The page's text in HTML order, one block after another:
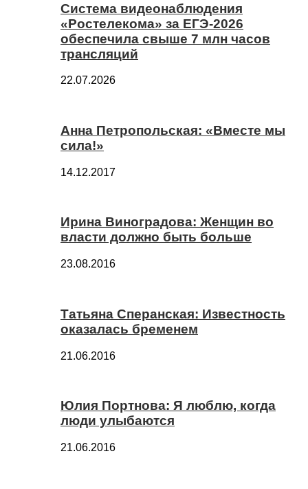
Система видеонаблюдения
«Ростелекома» за ЕГЭ-2026
обеспечила свыше 7 млн часов
трансляций
22.07.2026
Анна Петропольская: «Вместе мы
сила!»
14.12.2017
Ирина Виноградова: Женщин во
власти должно быть больше
23.08.2016
Татьяна Сперанская: Известность
оказалась бременем
21.06.2016
Юлия Портнова: Я люблю, когда
люди улыбаются
21.06.2016